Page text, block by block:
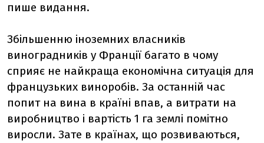
пише видання.
Збільшенню іноземних власників
виноградників у Франції багато в чому
сприяє не найкраща економічна ситуація для
французьких виноробів. За останній час
попит на вина в країні впав, а витрати на
виробництво і вартість 1 га землі помітно
виросли. Зате в країнах, що розвиваються,